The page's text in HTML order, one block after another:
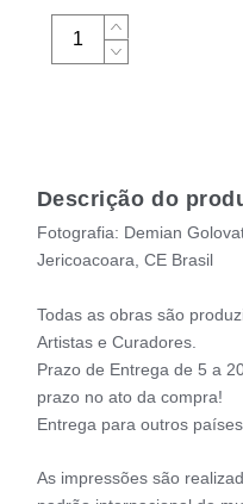
Descrição do
Fotografia: Demian
Jericoacoara, CE Brasil
Todas as obras são
Artistas e Curadores.
Prazo de Entrega de 5 a
prazo no ato da compra!
Entrega para outros
As impressões são